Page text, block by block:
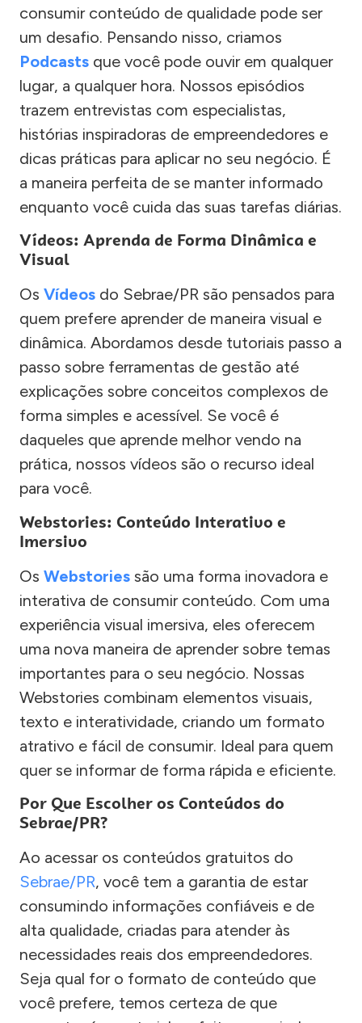
consumir conteúdo de qualidade pode ser
um desafio. Pensando nisso, criamos
Podcasts que você pode ouvir em qualquer
lugar, a qualquer hora. Nossos episódios
trazem entrevistas com especialistas,
histórias inspiradoras de empreendedores e
dicas práticas para aplicar no seu negócio. É
a maneira perfeita de se manter informado
enquanto você cuida das suas tarefas diárias.
Vídeos: Aprenda de Forma Dinâmica e
Visual
Os Vídeos do Sebrae/PR são pensados para
quem prefere aprender de maneira visual e
dinâmica. Abordamos desde tutoriais passo a
passo sobre ferramentas de gestão até
explicações sobre conceitos complexos de
forma simples e acessível. Se você é
daqueles que aprende melhor vendo na
prática, nossos vídeos são o recurso ideal
para você.
Webstories: Conteúdo Interativo e
Imersivo
Os Webstories são uma forma inovadora e
interativa de consumir conteúdo. Com uma
experiência visual imersiva, eles oferecem
uma nova maneira de aprender sobre temas
importantes para o seu negócio. Nossas
Webstories combinam elementos visuais,
texto e interatividade, criando um formato
atrativo e fácil de consumir. Ideal para quem
quer se informar de forma rápida e eficiente.
Por Que Escolher os Conteúdos do
Sebrae/PR?
Ao acessar os conteúdos gratuitos do
Sebrae/PR, você tem a garantia de estar
consumindo informações confiáveis e de
alta qualidade, criadas para atender às
necessidades reais dos empreendedores.
Seja qual for o formato de conteúdo que
você prefere, temos certeza de que